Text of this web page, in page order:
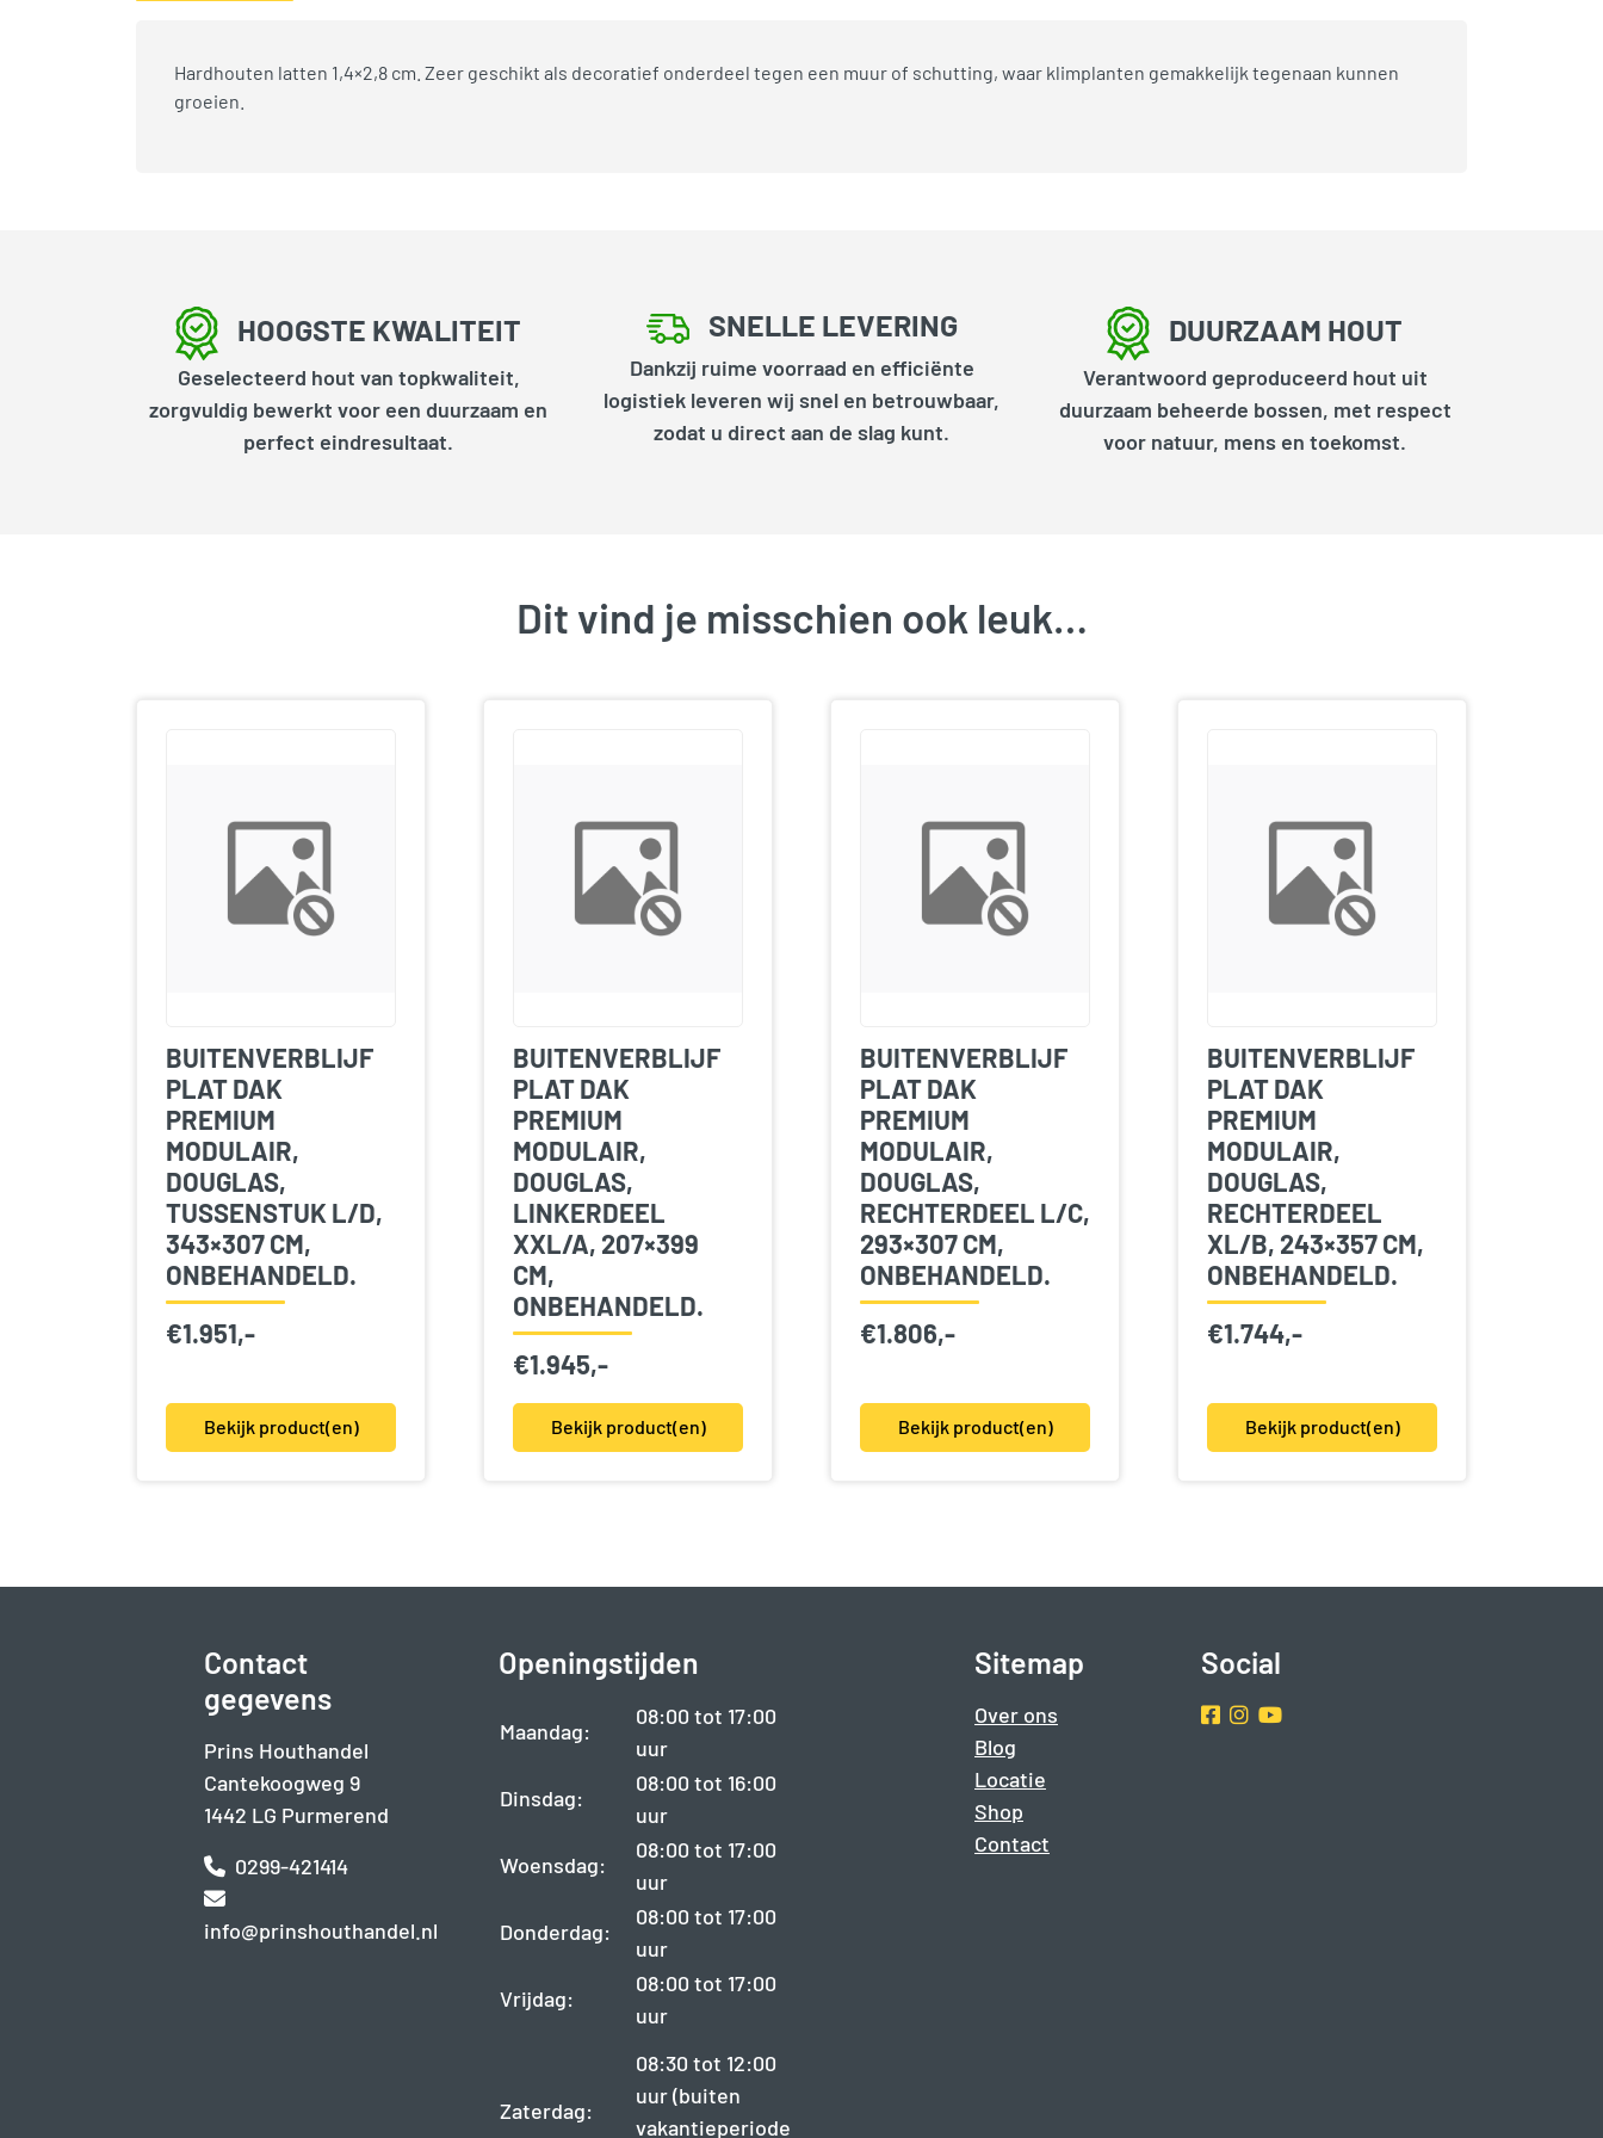
Hardhouten latten 1,4×2,8 cm. Zeer geschikt als decoratief onderdeel tegen een muur of schutting, waar klimplanten gemakkelijk tegenaan kunnen
groeien.
HOOGSTE KWALITEIT
Geselecteerd hout van topkwaliteit,
zorgvuldig bewerkt voor een duurzaam en
perfect eindresultaat.
SNELLE LEVERING
Dankzij ruime voorraad en efficiënte
logistiek leveren wij snel en betrouwbaar,
zodat u direct aan de slag kunt.
DUURZAAM HOUT
Verantwoord geproduceerd hout uit
duurzaam beheerde bossen, met respect
voor natuur, mens en toekomst.
Dit vind je misschien ook leuk…
BUITENVERBLIJF
PLAT DAK
PREMIUM
MODULAIR,
DOUGLAS,
TUSSENSTUK L/D,
343×307 CM,
ONBEHANDELD.
€1.951,-
Bekijk product(en)
BUITENVERBLIJF
PLAT DAK
PREMIUM
MODULAIR,
DOUGLAS,
LINKERDEEL
XXL/A, 207×399
CM,
ONBEHANDELD.
€1.945,-
Bekijk product(en)
BUITENVERBLIJF
PLAT DAK
PREMIUM
MODULAIR,
DOUGLAS,
RECHTERDEEL L/C,
293×307 CM,
ONBEHANDELD.
€1.806,-
Bekijk product(en)
BUITENVERBLIJF
PLAT DAK
PREMIUM
MODULAIR,
DOUGLAS,
RECHTERDEEL
XL/B, 243×357 CM,
ONBEHANDELD.
€1.744,-
Bekijk product(en)
Contact
gegevens
Prins Houthandel
Cantekoogweg 9
1442 LG Purmerend
0299-421414
info@prinshouthandel.nl
Openingstijden
Maandag:
08:00 tot 17:00
uur
Dinsdag:
08:00 tot 16:00
uur
Woensdag:
08:00 tot 17:00
uur
Donderdag:
08:00 tot 17:00
uur
Vrijdag:
08:00 tot 17:00
uur
Zaterdag:
08:30 tot 12:00
uur (buiten
vakantieperiode
Sitemap
Over ons
Blog
Locatie
Shop
Contact
Social
Facebook
Instragram
Youtube